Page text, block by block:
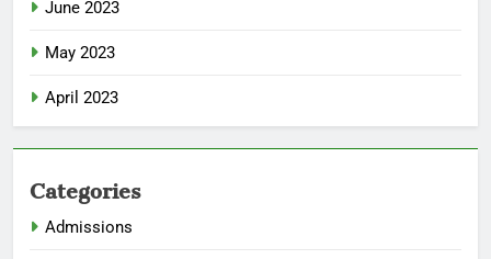
June 2023
May 2023
April 2023
Categories
Admissions